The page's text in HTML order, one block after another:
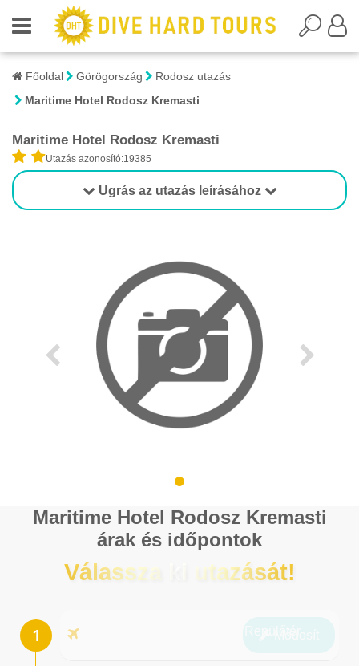
Főoldal Görögország
Rodosz utazás
Maritime Hotel Rodosz Kremasti
Maritime Hotel Rodosz Kremasti
Utazás azonosító:19385
Ugrás az utazás leírásához
Maritime Hotel Rodosz Kremasti
árak és időpontok
Válassza ki utazását!